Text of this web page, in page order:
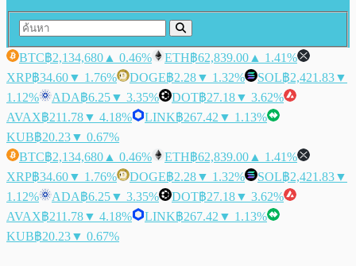
BTC฿2,134,680 ▲ 0.46% ETH฿62,839.00 ▲ 1.41%
XRP฿34.60▼ 1.76% DOGE฿2.28▼ 1.32% SOL฿2,421.83▼
1.12%
ADA฿6.25▼ 3.35% DOT฿27.18▼ 3.62%
AVAX฿211.78▼ 4.18% LINK฿267.42 ▼ 1.13%
KUB฿20.23▼ 0.67%
BTC฿2,134,680 ▲ 0.46% ETH฿62,839.00 ▲ 1.41%
XRP฿34.60▼ 1.76% DOGE฿2.28▼ 1.32% SOL฿2,421.83▼
1.12%
ADA฿6.25▼ 3.35% DOT฿27.18▼ 3.62%
AVAX฿211.78▼ 4.18% LINK฿267.42 ▼ 1.13%
KUB฿20.23▼ 0.67%